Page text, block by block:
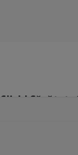
Click! Sănătate